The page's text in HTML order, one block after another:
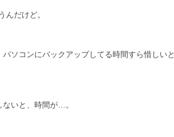
んだけど。
ソコンにバックアップしてる時間すら惜しいと
いと、時間が…。